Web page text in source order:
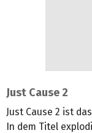
Just Cause 2
Just Cause 2 ist
In dem Titel